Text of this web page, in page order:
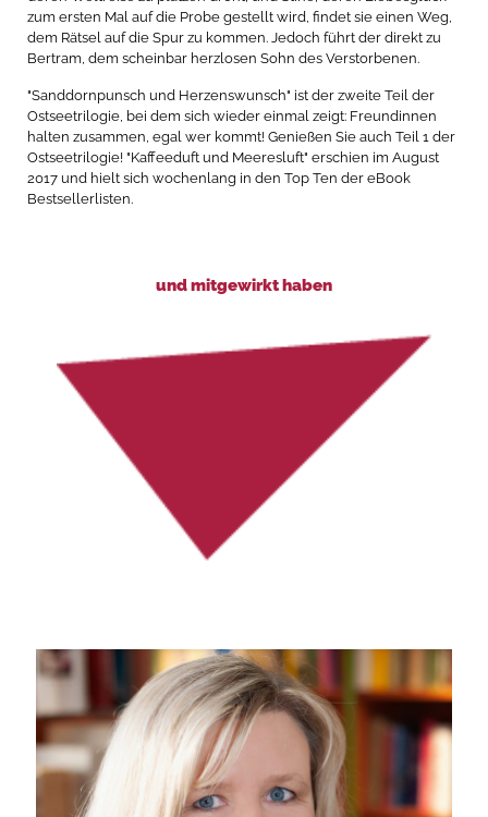
zum ersten Mal auf die Probe gestellt wird, findet sie einen Weg,
dem Rätsel auf die Spur zu kommen. Jedoch führt der direkt zu
Bertram, dem scheinbar herzlosen Sohn des Verstorbenen.
"Sanddornpunsch und Herzenswunsch" ist der zweite Teil der
Ostseetrilogie, bei dem sich wieder einmal zeigt: Freundinnen
halten zusammen, egal wer kommt! Genießen Sie auch Teil 1 der
Ostseetrilogie! "Kaffeeduft und Meeresluft" erschien im August
2017 und hielt sich wochenlang in den Top Ten der eBook
Bestsellerlisten.
und mitgewirkt haben